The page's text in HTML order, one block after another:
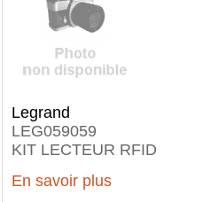
Legrand
LEG059059
KIT LECTEUR RFID
En savoir plus